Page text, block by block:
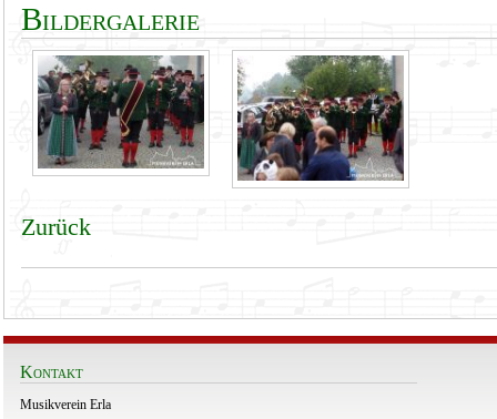
Bildergalerie
Zurück
Kontakt
Musikverein Erla